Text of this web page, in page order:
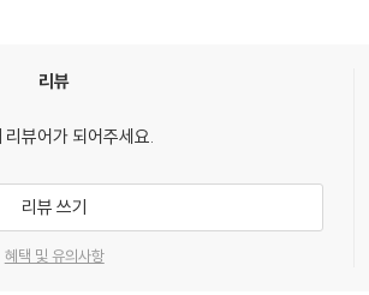
리뷰
리뷰어가 되어주세요.
리뷰 쓰기
혜택 및 유의사항